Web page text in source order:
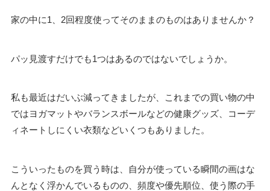
家の中に1、2回程度使ってそのままのものはありませんか？
パッ見渡すだけでも1つはあるのではないでしょうか。
私も最近はだいぶ減ってきましたが、これまでの買い物の中
ではヨガマットやバランスボールなどの健康グッズ、コーデ
ィネートしにくい衣類などいくつもありました。
こういったものを買う時は、自分が使っている瞬間の画はな
んとなく浮かんでいるものの、頻度や優先順位、使う際の手